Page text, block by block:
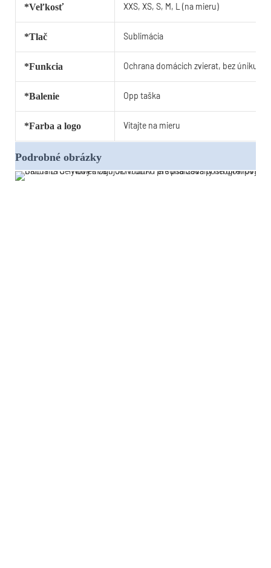
*Veľkosť XXS, XS, S, M, L (na mieru)
*Tlač Sublimácia
*Funkcia Ochrana domácich zvierat, bez úniku
*Balenie Opp taška
*Farba a logo Vitajte na mieru
Podrobné obrázky